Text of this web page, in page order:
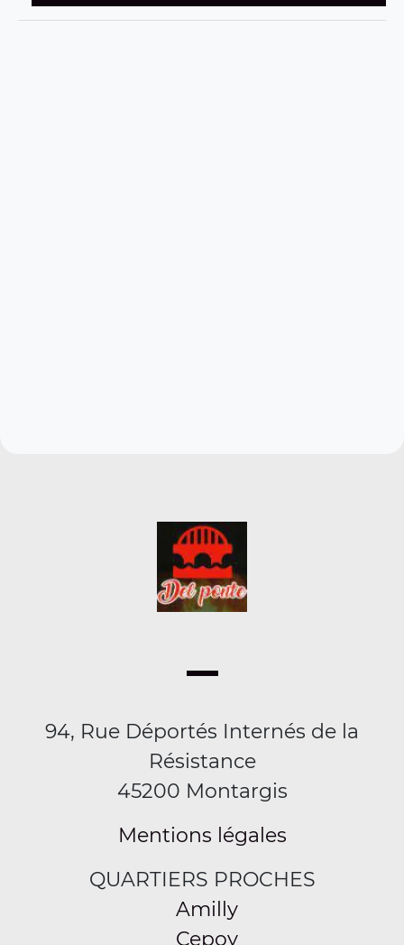
94, Rue Déportés Internés de la
Résistance
45200 Montargis
Mentions légales
QUARTIERS PROCHES
Amilly
Cepoy